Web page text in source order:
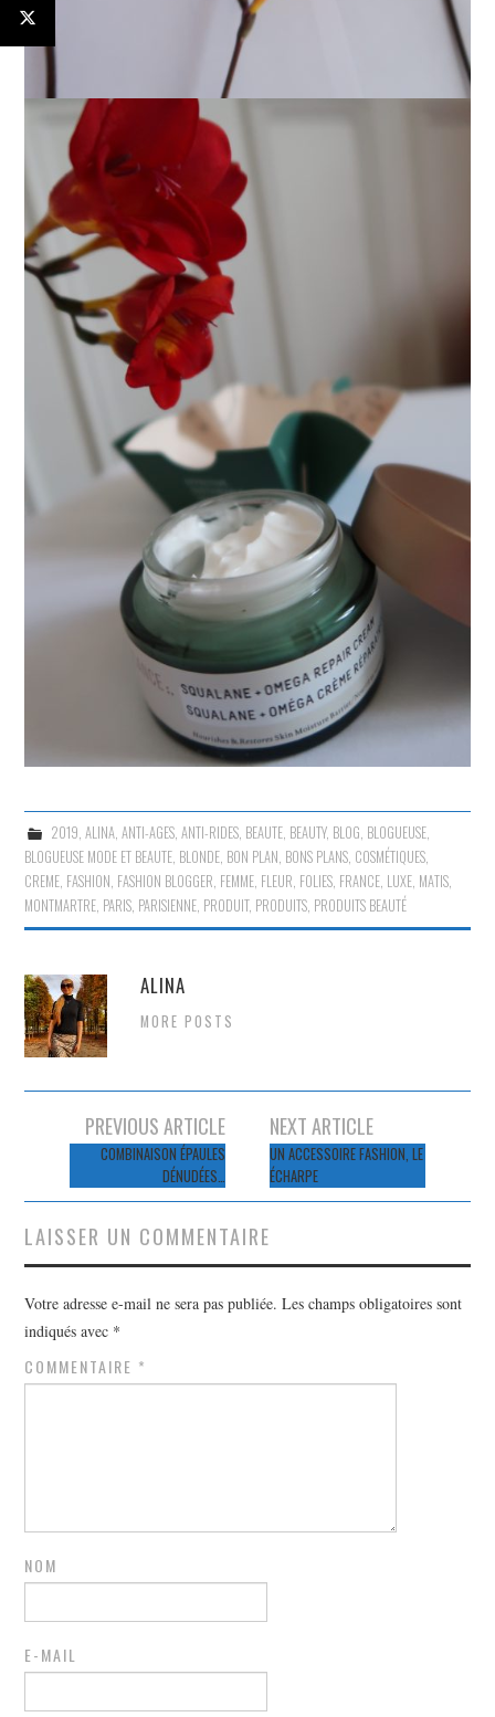
2019, ALINA, ANTI-AGES, ANTI-RIDES, BEAUTE, BEAUTY, BLOG, BLOGUEUSE,
BLOGUEUSE MODE ET BEAUTE, BLONDE, BON PLAN, BONS PLANS, COSMÉTIQUES,
CREME, FASHION, FASHION BLOGGER, FEMME, FLEUR, FOLIES, FRANCE, LUXE, MATIS,
MONTMARTRE, PARIS, PARISIENNE, PRODUIT, PRODUITS, PRODUITS BEAUTÉ
ALINA
MORE POSTS
Navigation
articles
PREVIOUS ARTICLE
COMBINAISON ÉPAULES
DÉNUDÉES…
NEXT ARTICLE
UN ACCESSOIRE FASHION, LE
ÉCHARPE
LAISSER UN COMMENTAIRE
Votre adresse e-mail ne sera pas publiée. Les champs obligatoires sont
indiqués avec *
COMMENTAIRE *
NOM
E-MAIL